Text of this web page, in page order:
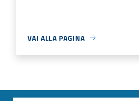
VAI ALLA PAGINA